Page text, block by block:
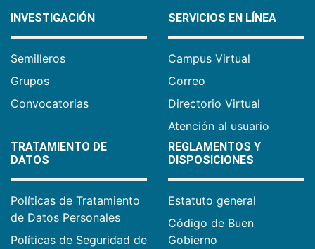
INVESTIGACIÓN
Semilleros
Grupos
Convocatorias
SERVICIOS EN LÍNEA
Campus Virtual
Correo
Directorio Virtual
Atención al usuario
TRATAMIENTO DE
DATOS
Políticas de Tratamiento
de Datos Personales
Políticas de Seguridad de
REGLAMENTOS Y
DISPOSICIONES
Estatuto general
Código de Buen
Gobierno